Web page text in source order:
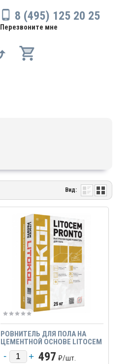
8 (495) 125 20 25
Перезвоните мне
Вид:
РОВНИТЕЛЬ ДЛЯ ПОЛА НА
ЦЕМЕНТНОЙ ОСНОВЕ LITOCEM
PRONTO 25КГ497 ₽/шт.